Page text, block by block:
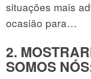
situações mais
ocasião para…
2.
SOMOS NÓS